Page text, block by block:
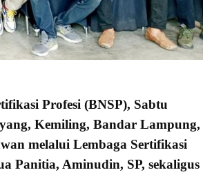
Profesi (BNSP), Sabtu
Kemiling, Bandar Lampung,
melalui Lembaga Sertifikasi
Panitia, Aminudin, SP, sekaligus